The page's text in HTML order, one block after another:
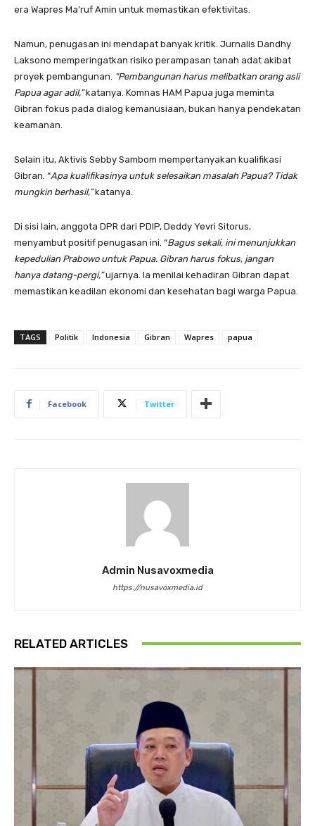
era Wapres Ma’ruf Amin untuk memastikan efektivitas.
Namun, penugasan ini mendapat banyak kritik. Jurnalis Dandhy
Laksono memperingatkan risiko perampasan tanah adat akibat
proyek pembangunan. “Pembangunan harus melibatkan orang asli
Papua agar adil,”katanya. Komnas HAM Papua juga meminta
Gibran fokus pada dialog kemanusiaan, bukan hanya pendekatan
keamanan.
Selain itu, Aktivis Sebby Sambom mempertanyakan kualifikasi
Gibran. “Apa kualifikasinya untuk selesaikan masalah Papua? Tidak
mungkin berhasil,”katanya.
Di sisi lain, anggota DPR dari PDIP, Deddy Yevri Sitorus,
menyambut positif penugasan ini. “Bagus sekali, ini menunjukkan
kepedulian Prabowo untuk Papua. Gibran harus fokus, jangan
hanya datang-pergi,”ujarnya. Ia menilai kehadiran Gibran dapat
memastikan keadilan ekonomi dan kesehatan bagi warga Papua.
TAGS Politik Indonesia Gibran Wapres papua
Facebook Twitter
Admin Nusavoxmedia
https://nusavoxmedia.id
RELATED ARTICLES